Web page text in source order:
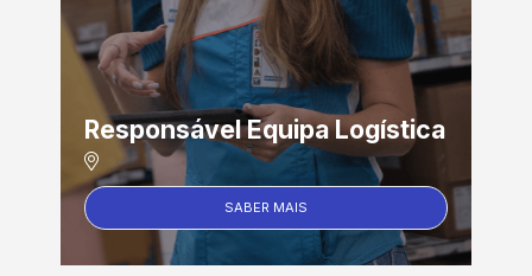
Responsável Equipa Logística
SABER MAIS